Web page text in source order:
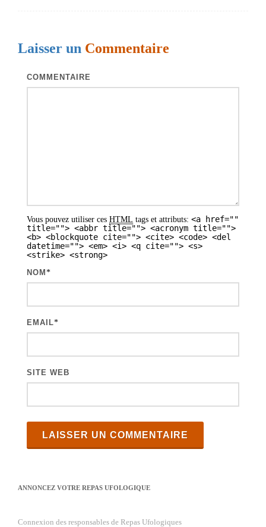
a
Laisser un Commentaire
COMMENTAIRE
Vous pouvez utiliser ces HTML tags et attributs: <a href=""
title=""> <abbr title=""> <acronym title="">
<b> <blockquote cite=""> <cite> <code> <del
datetime=""> <em> <i> <q cite=""> <s>
<strike> <strong>
NOM *
EMAIL*
SITE WEB
ANNONCEZ VOTRE REPAS UFOLOGIQUE
Connexion des responsables de Repas Ufologiques